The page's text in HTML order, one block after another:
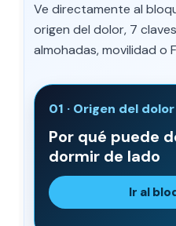
Ve directamente al
origen del dolor, 7
almohadas, movilidad o
01 · Origen del dolor
Por qué puede
dormir de lado
Ir al